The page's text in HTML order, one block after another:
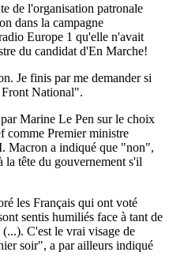
de l'organisation patronale
dans la campagne
Europe 1 qu'elle n'avait
du candidat d'En Marche!
Je finis par me demander si
Front National".
Marine Le Pen sur le choix
comme Premier ministre
Macron a indiqué que "non",
la tête du gouvernement s'il
les Français qui ont voté
sentis humiliés face à tant de
C'est le vrai visage de
soir", a par ailleurs indiqué